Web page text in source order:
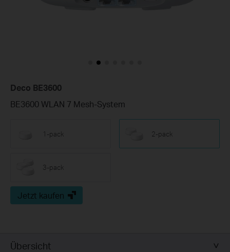
Deco BE3600
BE3600 WLAN 7 Mesh-System
1-pack 2-pack
3-pack
Jetzt kaufen
Übersicht